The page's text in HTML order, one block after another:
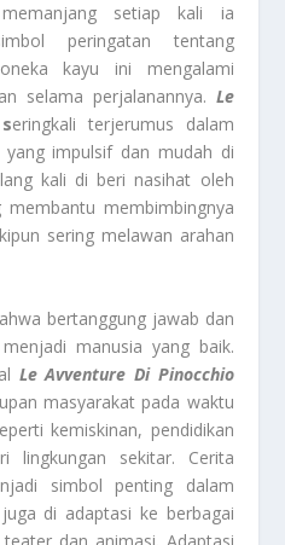
setiap kali ia
peringatan tentang
kayu ini mengalami
selama perjalanannya. Le
seringkali terjerumus dalam
impulsif dan mudah di
kali di beri nasihat oleh
membimbingnya
sering melawan arahan
bertanggung jawab dan
manusia yang baik.
Le Avventure Di Pinocchio
masyarakat pada waktu
kemiskinan, pendidikan
lingkungan sekitar. Cerita
simbol penting dalam
di adaptasi ke berbagai
dan animasi. Adaptasi